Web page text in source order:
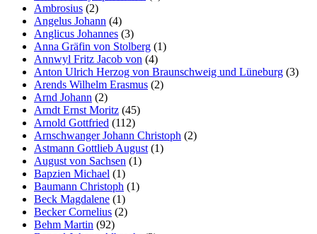
Ambrosius (2)
Angelus Johann (4)
Anglicus Johannes (3)
Anna Gräfin von Stolberg (1)
Annwyl Fritz Jacob von (4)
Anton Ulrich Herzog von Braunschweig und Lüneburg (3)
Arends Wilhelm Erasmus (2)
Arnd Johann (2)
Arndt Ernst Moritz (45)
Arnold Gottfried (112)
Arnschwanger Johann Christoph (2)
Astmann Gottlieb August (1)
August von Sachsen (1)
Bapzien Michael (1)
Baumann Christoph (1)
Beck Magdalene (1)
Becker Cornelius (2)
Behm Martin (92)